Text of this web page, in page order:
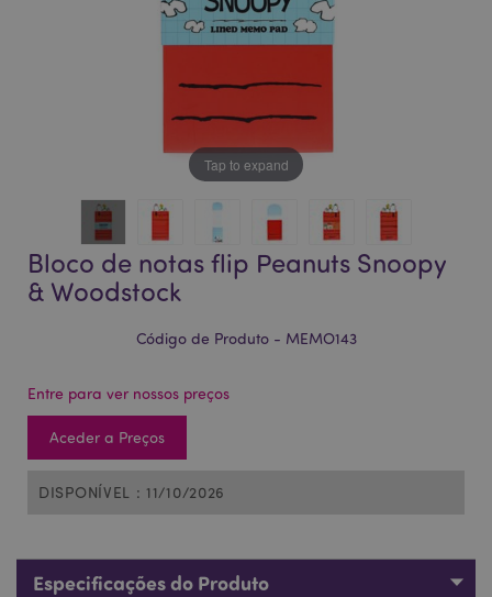
Tap to expand
Bloco de notas flip Peanuts Snoopy
& Woodstock
Código de Produto - MEMO143
Entre para ver nossos preços
Aceder a Preços
DISPONÍVEL : 11/10/2026
Especificações do Produto